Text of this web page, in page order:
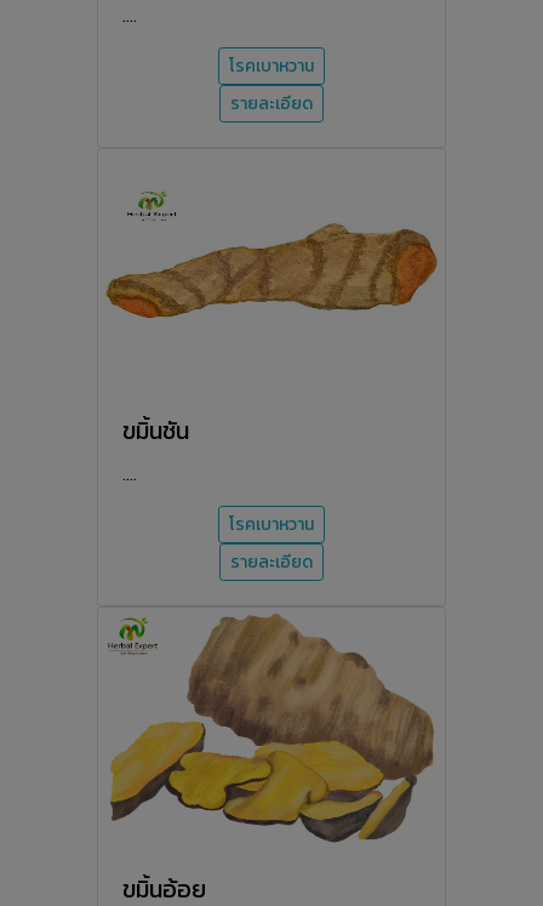
....
โรคเบาหวาน
รายละเอียด
ขมิ้นชัน
....
โรคเบาหวาน
รายละเอียด
ขมิ้นอ้อย